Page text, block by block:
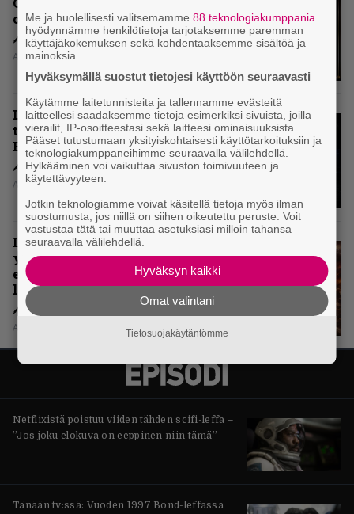
onko se tosissaan tehty vai ei
Aki Nuopponen
Levyarvio: Onko Steelbound jo
täydellisintä mahdollista Battle
Beastia?
Aki Nuopponen
Levyarvio: Sabaton on
yhdennellätoista albumillaan
erittäin kaukana
legendaarisuudesta
Aki Nuopponen
Netflixistä poistuu viiden tähden scifi-leffa –
”Jos joku elokuva on eeppinen niin tämä”
Tänään tv:ssä: Vuoden 1997 Bond-leffassa
Me ja huolellisesti valitsemamme88 teknologiakumppania
hyödynnämme henkilötietoja tarjotaksemme paremman
käyttäjäkokemuksen sekä kohdentaaksemme sisältöä ja
mainoksia.
Hyväksymällä suostut tietojesi käyttöön seuraavasti
Käytämme laitetunnisteita ja tallennamme evästeitä
laitteellesi saadaksemme tietoja esimerkiksi sivuista, joilla
vierailit, IP-osoitteestasi sekä laitteesi ominaisuuksista.
Pääset tutustumaan yksityiskohtaisesti käyttötarkoituksiin ja
teknologiakumppaneihimme seuraavalla välilehdellä.
Hylkääminen voi vaikuttaa sivuston toimivuuteen ja
käytettävyyteen.
Jotkin teknologiamme voivat käsitellä tietoja myös ilman
suostumusta, jos niillä on siihen oikeutettu peruste. Voit
vastustaa tätä tai muuttaa asetuksiasi milloin tahansa
seuraavalla välilehdellä.
Hyväksyn kaikki
Omat valintani
Tietosuojakäytäntömme